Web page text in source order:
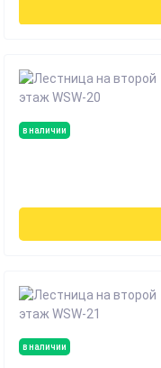
в наличии
в наличии